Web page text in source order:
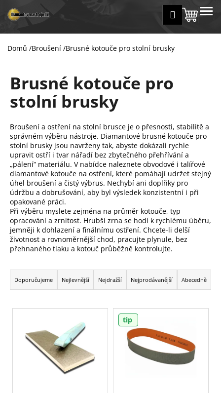
na
obsah
Přihlášení
košík
MENU
Domů /Broušení /Brusné kotouče pro stolní brusky
Brusné kotouče pro
stolní brusky
Broušení a ostření na stolní brusce je o přesnosti, stabilitě a
správném výběru nástroje. Diamantové brusné kotouče pro
stolní brusky jsou navrženy tak, abyste dokázali rychle
upravit ostří i tvar nářadí bez zbytečného přehřívání a
„pálení“ materiálu. V nabídce naleznete obvodové i talířové
diamantové kotouče na ostření, které pomáhají udržet stejný
úhel broušení a čistý výbrus. Nechybí ani doplňky pro
údržbu a dobrušování, aby byl výsledek konzistentní i při
opakované práci.
Při výběru myslete zejména na průměr kotouče, typ
opracování a zrnitost. Hrubší zrna se hodí k rychlému úběru,
jemněji k dohlazení a finálnímu ostření. Chcete-li delší
životnost a rovnoměrnější chod, pracujte plynule, bez
přehnaného tlaku a kotouč průběžně kontrolujte.
Ř
a
z
e
Doporučujeme Nejlevnější Nejdražší Nejprodávanější Abecedně
V
tip
š
Zpět
Zpět
C
p
o
t
e
b
u
j
e
t
e
n
a
j
t
?
Hledat